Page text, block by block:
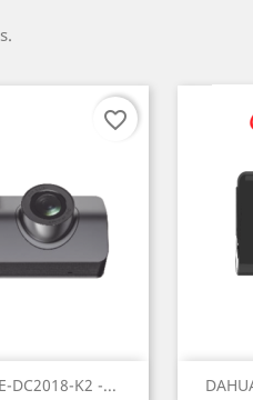
DC2018-K2 -...
rápida
favorite_border